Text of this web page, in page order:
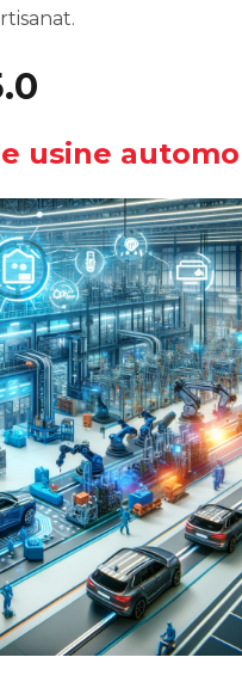
usine